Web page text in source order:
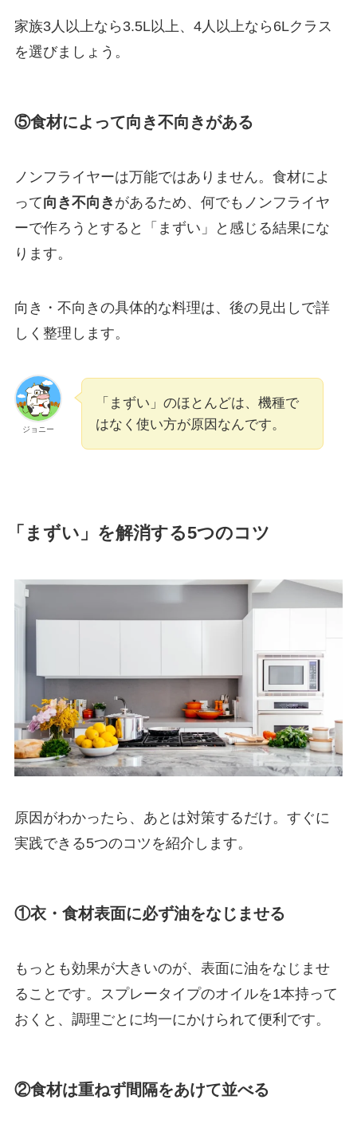
家族3人以上なら3.5L以上、4人以上なら6Lクラス
を選びましょう。
⑤食材によって向き不向きがある
ノンフライヤーは万能ではありません。食材によ
って向き不向き があるため、何でもノンフライヤ
ーで作ろうとすると「まずい」と感じる結果にな
ります。
向き・不向きの具体的な料理は、後の見出しで詳
しく整理します。
ジョニー
「まずい」のほとんどは、機種で
はなく使い方が原因なんです。
「まずい」を解消する5つのコツ
原因がわかったら、あとは対策するだけ。すぐに
実践できる5つのコツを紹介します。
①衣・食材表面に必ず油をなじませる
もっとも効果が大きいのが、表面に油をなじませ
ることです。スプレータイプのオイルを1本持って
おくと、調理ごとに均一にかけられて便利です。
②食材は重ねず間隔をあけて並べる